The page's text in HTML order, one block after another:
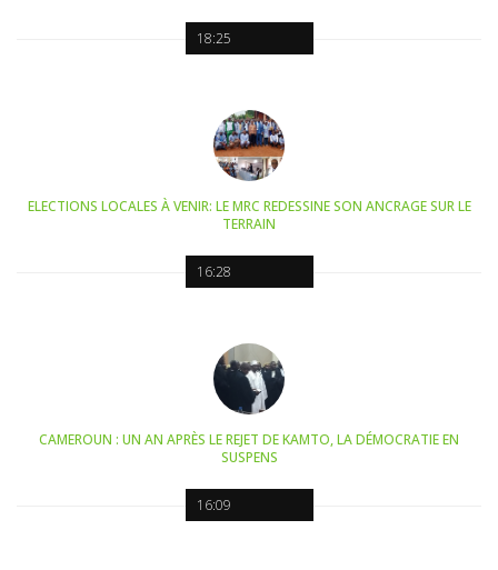
18:25
16:28
ELECTIONS LOCALES À VENIR: LE MRC REDESSINE SON ANCRAGE SUR LE
TERRAIN
16:09
CAMEROUN : UN AN APRÈS LE REJET DE KAMTO, LA DÉMOCRATIE EN
SUSPENS